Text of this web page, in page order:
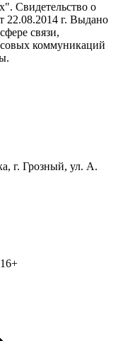
Свидетельство о
г. Выдано
связи,
коммуникаций
г. Грозный, ул. А.